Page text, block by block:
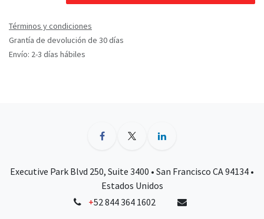
Términos y condiciones
Grantía de devolución de 30 días
Envío: 2-3 días hábiles
Executive Park Blvd 250, Suite 3400 • San Francisco CA 94134 •
Estados Unidos
+52 844 364 1602